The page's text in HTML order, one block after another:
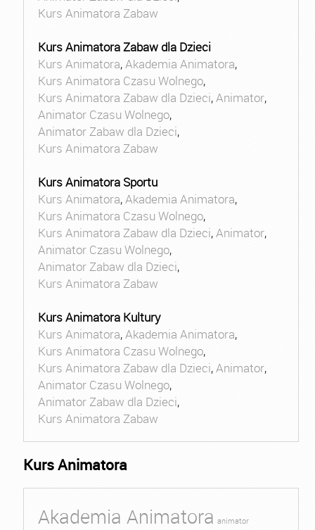
Kurs Animatora Zabaw
Kurs Animatora Zabaw dla Dzieci
Kurs Animatora,Akademia Animatora,
Kurs Animatora Czasu Wolnego,
Kurs Animatora Zabaw dla Dzieci,Animator,
Animator Czasu Wolnego,
Animator Zabaw dla Dzieci,
Kurs Animatora Zabaw
Kurs Animatora Sportu
Kurs Animatora,Akademia Animatora,
Kurs Animatora Czasu Wolnego,
Kurs Animatora Zabaw dla Dzieci,Animator,
Animator Czasu Wolnego,
Animator Zabaw dla Dzieci,
Kurs Animatora Zabaw
Kurs Animatora Kultury
Kurs Animatora,Akademia Animatora,
Kurs Animatora Czasu Wolnego,
Kurs Animatora Zabaw dla Dzieci,Animator,
Animator Czasu Wolnego,
Animator Zabaw dla Dzieci,
Kurs Animatora Zabaw
Kurs Animatora
Akademia Animatora animator